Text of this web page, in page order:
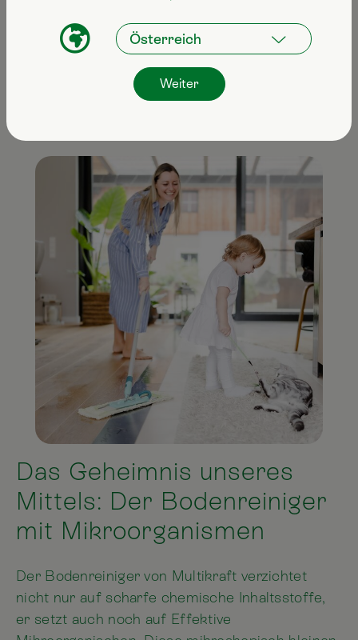
Grad am effektivsten. Bereiten Sie die Lösung
am besten stets frisch mit Wasser in diesem
verdünnte Lösung 1–2 Mal pro Woche getauscht
und der Behälter gründlich gereinigt werden.
Das Geheimnis unseres
Mittels: Der Bodenreiniger
mit Mikroorganismen
Der Bodenreiniger von Multikraft verzichtet
nicht nur auf scharfe chemische Inhaltsstoffe,
er setzt auch noch auf Effektive
Weiter